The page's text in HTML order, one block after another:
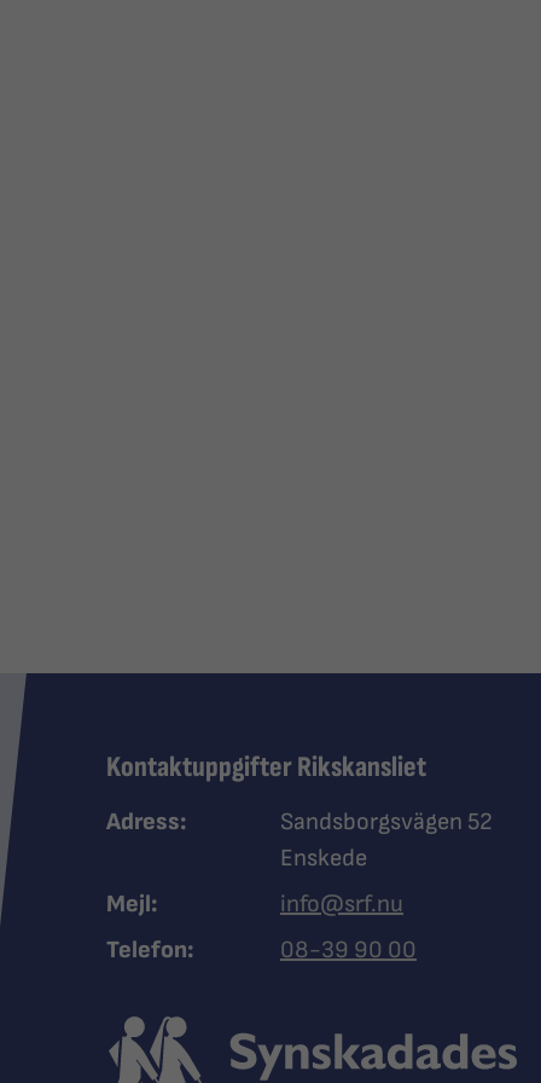
Kontaktuppgifter Rikskansliet
Adress:
Sandsborgsvägen 52
Enskede
Mejl:
info@srf.nu
Telefon:
Ring Synskadades
08-39 90 00